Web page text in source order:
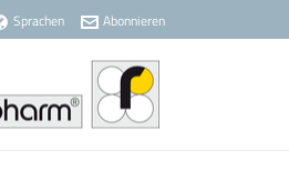
Sprachen Abonnieren